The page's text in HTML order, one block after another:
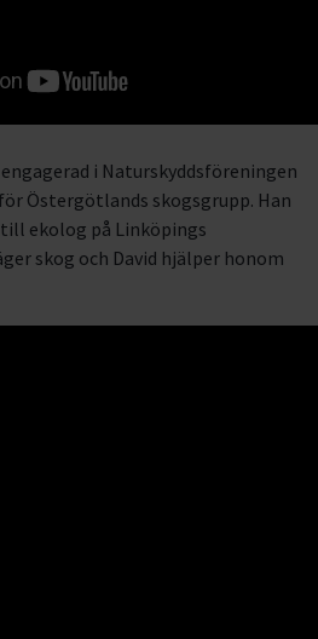
i Naturskyddsföreningen
Östergötlands skogsgrupp. Han
ekolog på Linköpings
skog och David hjälper honom